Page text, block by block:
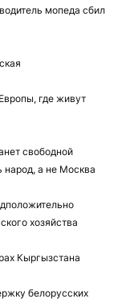
мопеда сбил
где живут
свободной
народ, а не Москва
хозяйства
Кыргызстана
белорусских